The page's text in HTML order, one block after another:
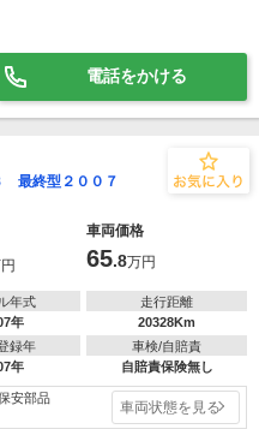
電話をかける
最終型２００７
車両価格
65.8万円
年式
年
走行距離
20328Km
録年
年
車検/自賠責
自賠責保険無し
安部品
車両状態を見る